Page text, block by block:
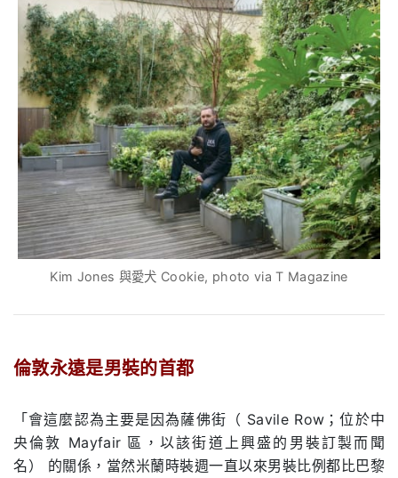
Kim Jones 與愛犬 Cookie, photo via T Magazine
倫敦永遠是男裝的首都
「會這麼認為主要是因為薩佛街（ Savile Row；位於中
央倫敦 Mayfair 區，以該街道上興盛的男裝訂製而聞
名） 的關係，當然米蘭時裝週一直以來男裝比例都比巴黎